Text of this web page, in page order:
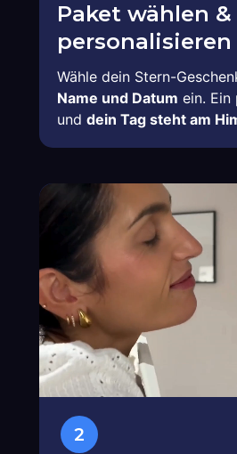
Paket wählen &
personalisieren
Wähle dein Stern-
Name und Datum ein. Ein
und dein Tag steht am
2